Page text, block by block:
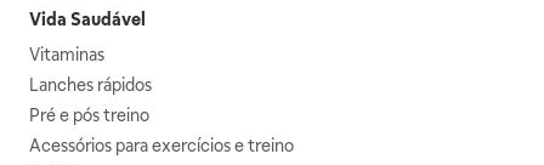
Vida Saudável
Vitaminas
Lanches rápidos
Pré e pós treino
Acessórios para exercícios e treino